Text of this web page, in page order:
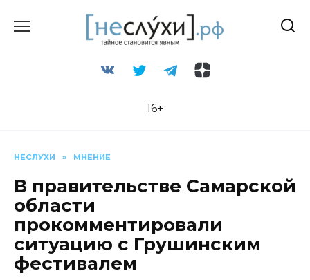
16+
НЕСЛУХИ » МНЕНИЕ
В правительстве Самарской
области
прокомментировали
ситуацию с Грушинским
фестивалем